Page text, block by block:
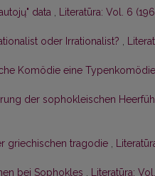
data , Literatūra: Vol. 6
oder Irrationalist? ,
Komödie eine
der sophokleischen
griechischen tragodie ,
bei Sophokles , Literatūra: